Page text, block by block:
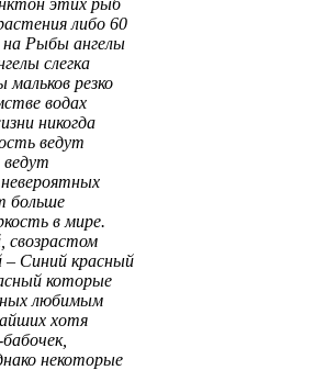
либо 60
на Рыбы ангелы
слегка
мальков резко
водах
никогда
ведут
невероятных
больше
в мире.
свозрастом
– Синий красный
которые
любимым
хотя
некоторые